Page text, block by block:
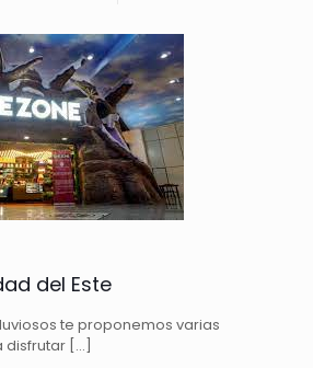
del Este
te proponemos varias
disfrutar […]